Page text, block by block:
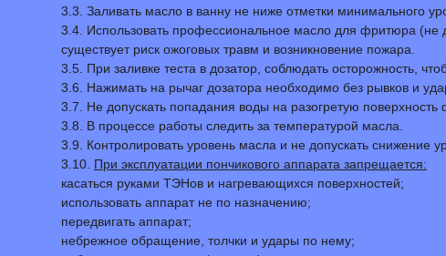
3.3. Заливать масло в ванну не ниже отметки минимального
3.4. Использовать профессиональное масло для фритюра (не
существует риск ожоговых травм и возникновение пожара.
3.5. При заливке теста в дозатор, соблюдать осторожность,
3.6. Нажимать на рычаг дозатора необходимо без рывков и
3.7. Не допускать попадания воды на разогретую поверхность
3.8. В процессе работы следить за температурой масла.
3.9. Контролировать уровень масла и не допускать снижение
3.10. При эксплуатации пончикового аппарата запрещается:
касаться руками ТЭНов и нагревающихся поверхностей;
использовать аппарат не по назначению;
передвигать аппарат;
небрежное обращение, толчки и удары по нему;